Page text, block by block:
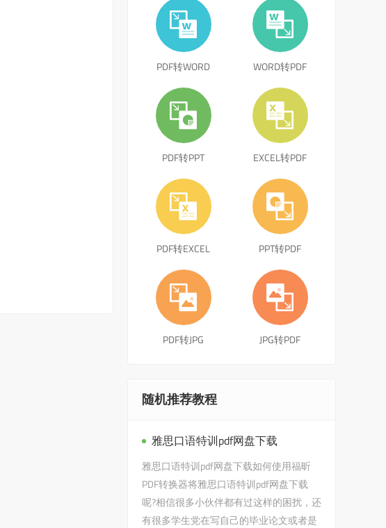
PDF转WORD WORD转PDF
PDF转PPT EXCEL转PDF
PDF转EXCEL PPT转PDF
PDF转JPG JPG转PDF
随机推荐教程
雅思口语特训pdf网盘下载
雅思口语特训pdf网盘下载如何使用福昕
PDF转换器将雅思口语特训pdf网盘下载
呢?相信很多小伙伴都有过这样的困扰，还
有很多学生党在写自己的毕业论文或者是